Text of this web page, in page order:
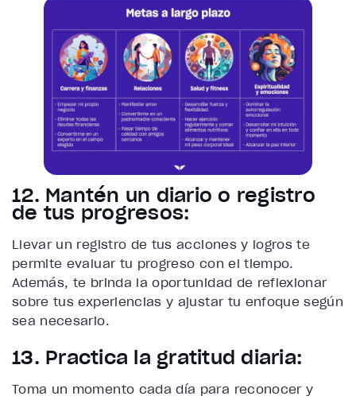
12. Mantén un diario o registro
de tus progresos:
Llevar un registro de tus acciones y logros te
permite evaluar tu progreso con el tiempo.
Además, te brinda la oportunidad de reflexionar
sobre tus experiencias y ajustar tu enfoque según
sea necesario.
13. Practica la gratitud diaria:
Toma un momento cada día para reconocer y